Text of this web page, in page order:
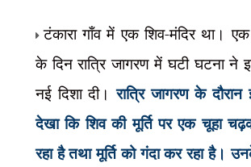
टंकारा गाँव में एक शिव-मंदिर था। एक
के दिन रात्रि जागरण मेंघटी घटना ने
नई दिशा दी।रात्रि जागरण के दौरान
देखा कि शिव की मूर्ति पर एक चूहा
रहा है तथा मूर्ति को गंदा कर रहा है।